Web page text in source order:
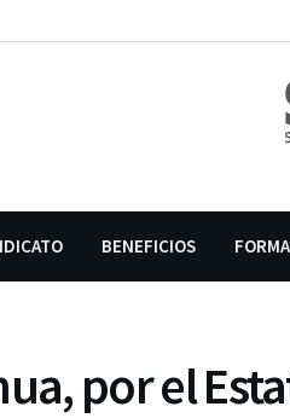
BENEFICIOS
por el